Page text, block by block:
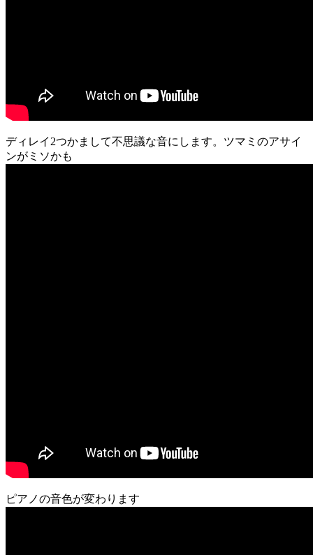
ディレイ2つかまして不思議な音にします。ツマミのアサイ
ンがミソかも
ピアノの音色が変わります